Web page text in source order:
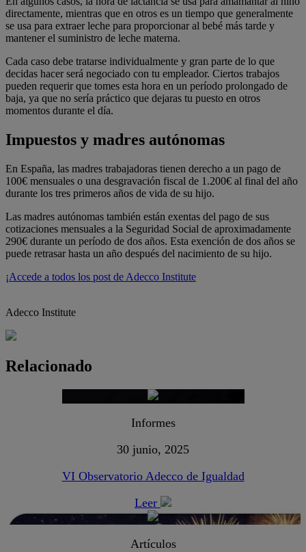
directamente, mientras que en otros es un tiempo que generalmente
se usa para extraer leche para proporcionar al bebé más tarde y
mantener el suministro de leche materna.
Cada caso debe tratarse individualmente y gran parte de lo que
decidas hacer será negociado con tu empleador. Ciertos trabajos
pueden requerir que tomes esta hora en un período prolongado de
baja, ya que no sería práctico que dejaras tu puesto en otros
momentos durante el día.
Impuestos y madres autónomas
En España, las madres trabajadoras tienen derecho a un pago de
100€ mensuales o una desgravación fiscal de 1.200€ al final del año
durante los tres primeros años de vida de su hijo.
Las madres autónomas también están exentas del pago de sus
cotizaciones mensuales a la Seguridad Social de aproximadamente
290€ durante un período de dos años. Esta exención de dos años se
puede retrasar hasta un año después del nacimiento de su hijo.
¡Accede a todos los post de Adecco Institute
Adecco Institute
Relacionado
Informes
30 junio, 2025
VI Observatorio Adecco de Igualdad
Leer
Artículos